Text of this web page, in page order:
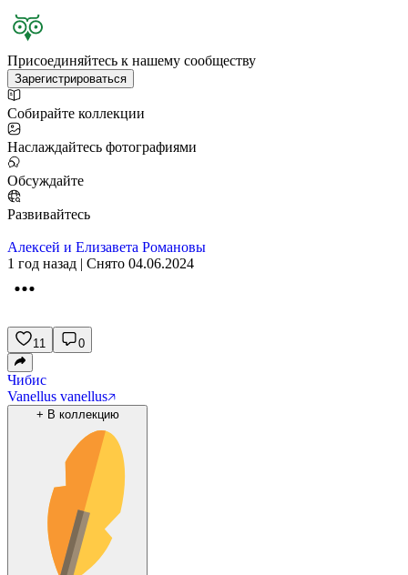
Присоединяйтесь к нашему сообществу
Зарегистрироваться
Собирайте коллекции
Наслаждайтесь фотографиями
Обсуждайте
Развивайтесь
Алексей и Елизавета Романовы
1 год назад | Снято 04.06.2024
11 0
Чибис
Vanellus vanellus
+ В коллекцию